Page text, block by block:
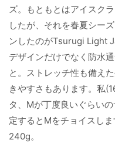
ズ。もともとはアイスク
したが、それを春夏シー
ンしたのがTsurugi Light
デザインだけでなく防水
と。ストレッチ性も備え
きやすさもあります。私
タ、Mが丁度良いぐらい
定するとMをチョイスし
240g。